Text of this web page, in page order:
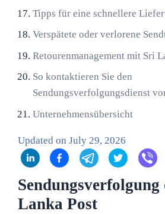
Tipps für eine schnellere
Verspätete oder verlorene
Retourenmanagement mit Sri
So kontaktieren Sie den
Sendungsverfolgungsdienst
Unternehmensübersicht
Updated on July 29, 2026
Lanka Post